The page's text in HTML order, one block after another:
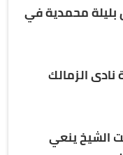
بليلة محمدية في
الزمالك
الشيخ ينعي